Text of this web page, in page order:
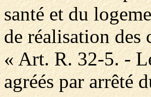
santé et du
de réalisation des
« Art. R. 32-5. -
agréés par arrêté